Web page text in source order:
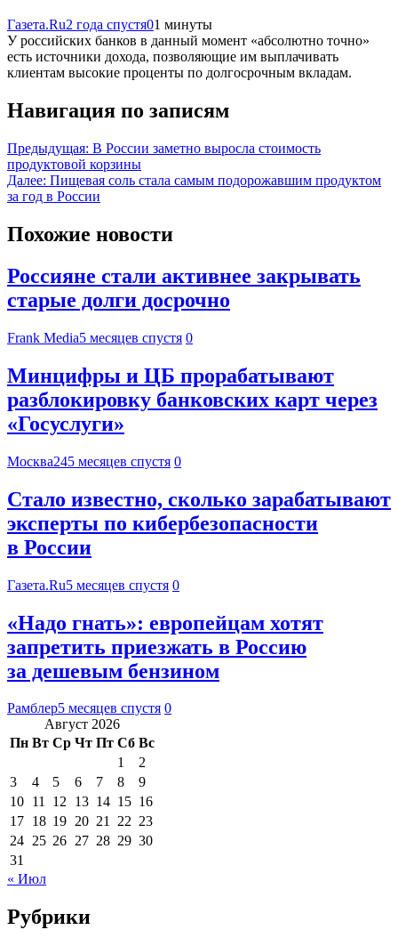
Газета.Ru2 года спустя01 минуты
У российских банков в данный момент «абсолютно точно»
есть источники дохода, позволяющие им выплачивать
клиентам высокие проценты по долгосрочным вкладам.
Навигация по записям
Предыдущая: В России заметно выросла стоимость
продуктовой корзины
Далее: Пищевая соль стала самым подорожавшим продуктом
за год в России
Похожие новости
Россияне стали активнее закрывать
старые долги досрочно
Frank Media5 месяцев спустя 0
Минцифры и ЦБ прорабатывают
разблокировку банковских карт через
«Госуслуги»
Москва245 месяцев спустя 0
Стало известно, сколько зарабатывают
эксперты по кибербезопасности
в России
Газета.Ru5 месяцев спустя 0
«Надо гнать»: европейцам хотят
запретить приезжать в Россию
за дешевым бензином
Рамблер5 месяцев спустя 0
Август 2026
Пн Вт Ср Чт Пт Сб Вс
1
2
3
4 5 6 7 8
9
10 11 12 13 14 15 16
17 18 19 20 21 22 23
24 25 26 27 28 29 30
31
« Июл
Рубрики